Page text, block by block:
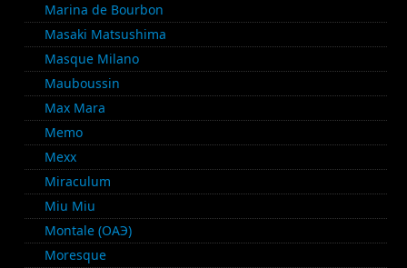
Marina de Bourbon
Masaki Matsushima
Masque Milano
Mauboussin
Max Mara
Memo
Mexx
Miraculum
Miu Miu
Montale (ОАЭ)
Moresque